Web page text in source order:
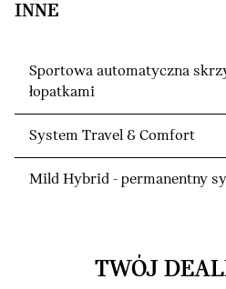
INNE
Sportowa automatyczna
łopatkami
System Travel & Comfort
Mild Hybrid - permanentny
TWÓJ